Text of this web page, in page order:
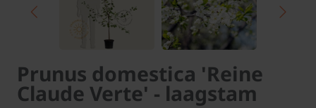
Prunus domestica 'Reine
Claude Verte' - laagstam